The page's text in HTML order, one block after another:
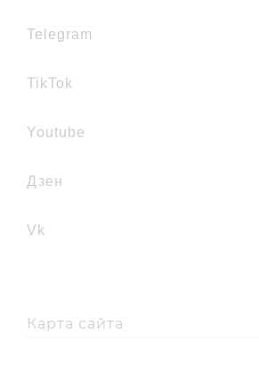
telegram
TikTok
youtube
дзен
vk
Карта сайта